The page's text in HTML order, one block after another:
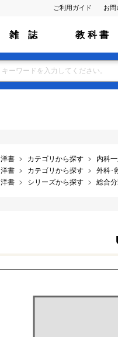
ご利用ガイド お問
雑 誌 教 科 書
洋書 カテゴリから探す 内科
洋書 カテゴリから探す 外科･
洋書 シリーズから探す 総合